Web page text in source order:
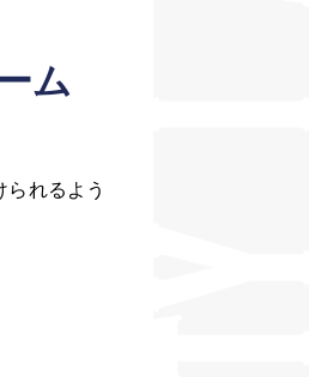
ム
れるよう